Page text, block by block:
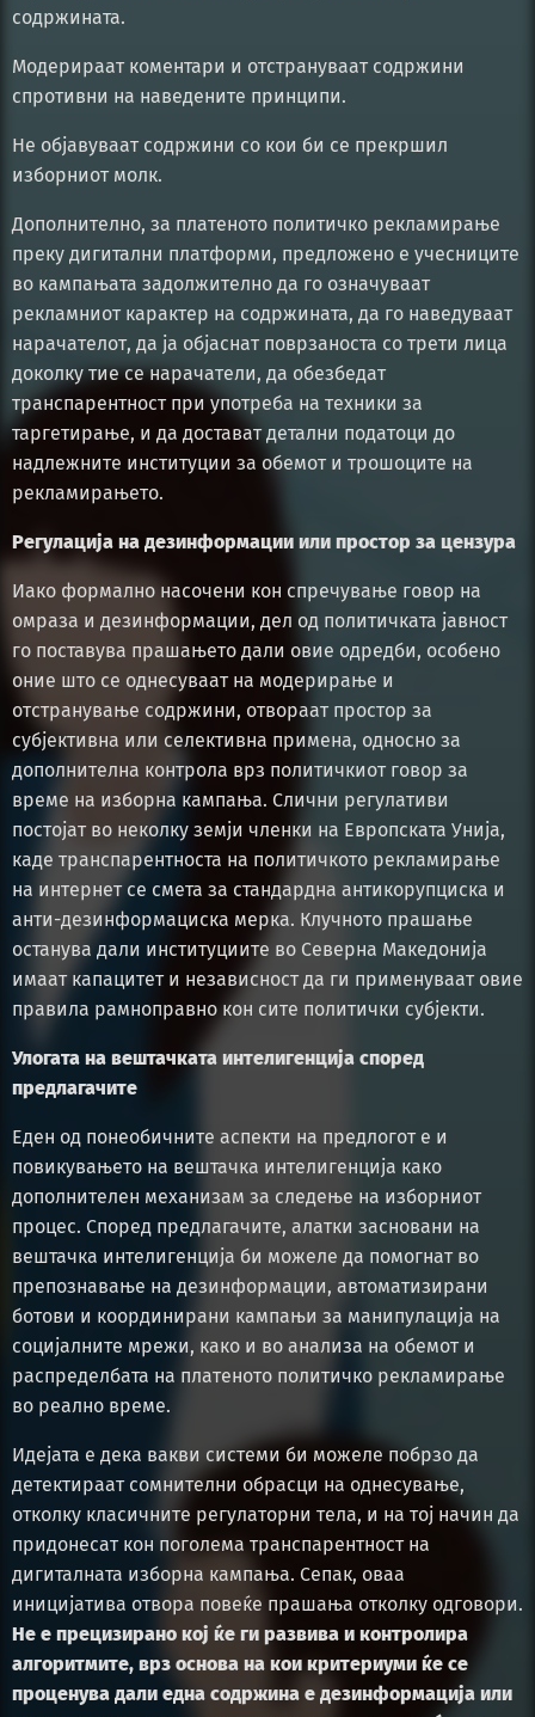
содржината.
Модерираат коментари и отстрануваат содржини
спротивни на наведените принципи.
Не објавуваат содржини со кои би се прекршил
изборниот молк.
Дополнително, за платеното политичко рекламирање
преку дигитални платформи, предложено е учесниците
во кампањата задолжително да го означуваат
рекламниот карактер на содржината, да го наведуваат
нарачателот, да ја објаснат поврзаноста со трети лица
доколку тие се нарачатели, да обезбедат
транспарентност при употреба на техники за
таргетирање, и да достават детални податоци до
надлежните институции за обемот и трошоците на
рекламирањето.
Регулација на дезинформации или простор за цензура
Иако формално насочени кон спречување говор на
омраза и дезинформации, дел од политичката јавност
го поставува прашањето дали овие одредби, особено
оние што се однесуваат на модерирање и
отстранување содржини, отвораат простор за
субјективна или селективна примена, односно за
дополнителна контрола врз политичкиот говор за
време на изборна кампања. Слични регулативи
постојат во неколку земји членки на Европската Унија,
каде транспарентноста на политичкото рекламирање
на интернет се смета за стандардна антикорупциска и
анти-дезинформациска мерка. Клучното прашање
останува дали институциите во Северна Македонија
имаат капацитет и независност да ги применуваат овие
правила рамноправно кон сите политички субјекти.
Улогата на вештачката интелигенција според
предлагачите
Еден од понеобичните аспекти на предлогот е и
повикувањето на вештачка интелигенција како
дополнителен механизам за следење на изборниот
процес. Според предлагачите, алатки засновани на
вештачка интелигенција би можеле да помогнат во
препознавање на дезинформации, автоматизирани
ботови и координирани кампањи за манипулација на
социјалните мрежи, како и во анализа на обемот и
распределбата на платеното политичко рекламирање
во реално време.
Идејата е дека вакви системи би можеле побрзо да
детектираат сомнителни обрасци на однесување,
отколку класичните регулаторни тела, и на тој начин да
придонесат кон поголема транспарентност на
дигиталната изборна кампања. Сепак, оваа
иницијатива отвора повеќе прашања отколку одговори.
Не е прецизирано кој ќе ги развива и контролира
алгоритмите, врз основа на кои критериуми ќе се
проценува дали една содржина е дезинформација или